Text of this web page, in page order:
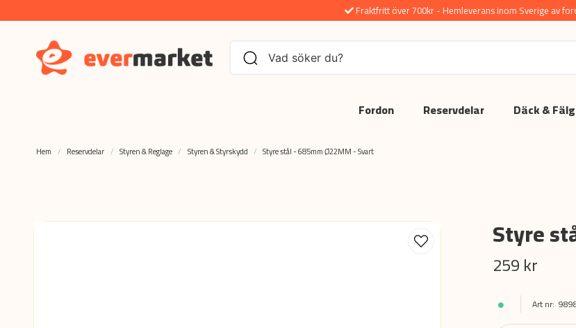
Fraktfritt över 700kr - Hemleverans inom Sverige av
Fordon Reservdelar Däck & Fälg
Hem Reservdelar Styren & Reglage Styren & Styrskydd Styre stål - 685mm Ø22MM - Svart
Styre
259 kr